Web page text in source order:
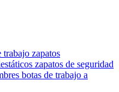
zapatos
zapatos de seguridad
botas de trabajo a